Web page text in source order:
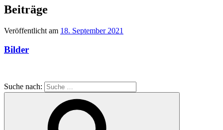
Beiträge
Veröffentlicht am 18. September 2021
Bilder
Suche nach: